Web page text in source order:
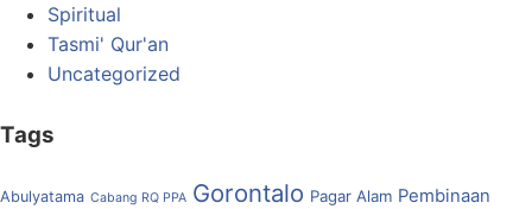
Spiritual
Tasmi' Qur'an
Uncategorized
Tags
Abulyatama Cabang RQ PPA Gorontalo Pagar Alam Pembinaan